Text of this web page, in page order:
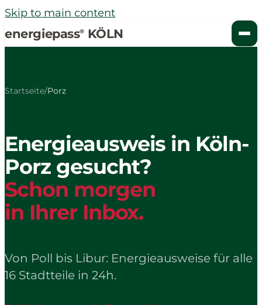
Skip to main content
energiepass® KÖLN
Startseite/Porz
Energieausweis in Köln-
Porz gesucht?
Schon morgen
in Ihrer Inbox.
Von Poll bis Libur: Energieausweise für alle
16 Stadtteile in 24h.